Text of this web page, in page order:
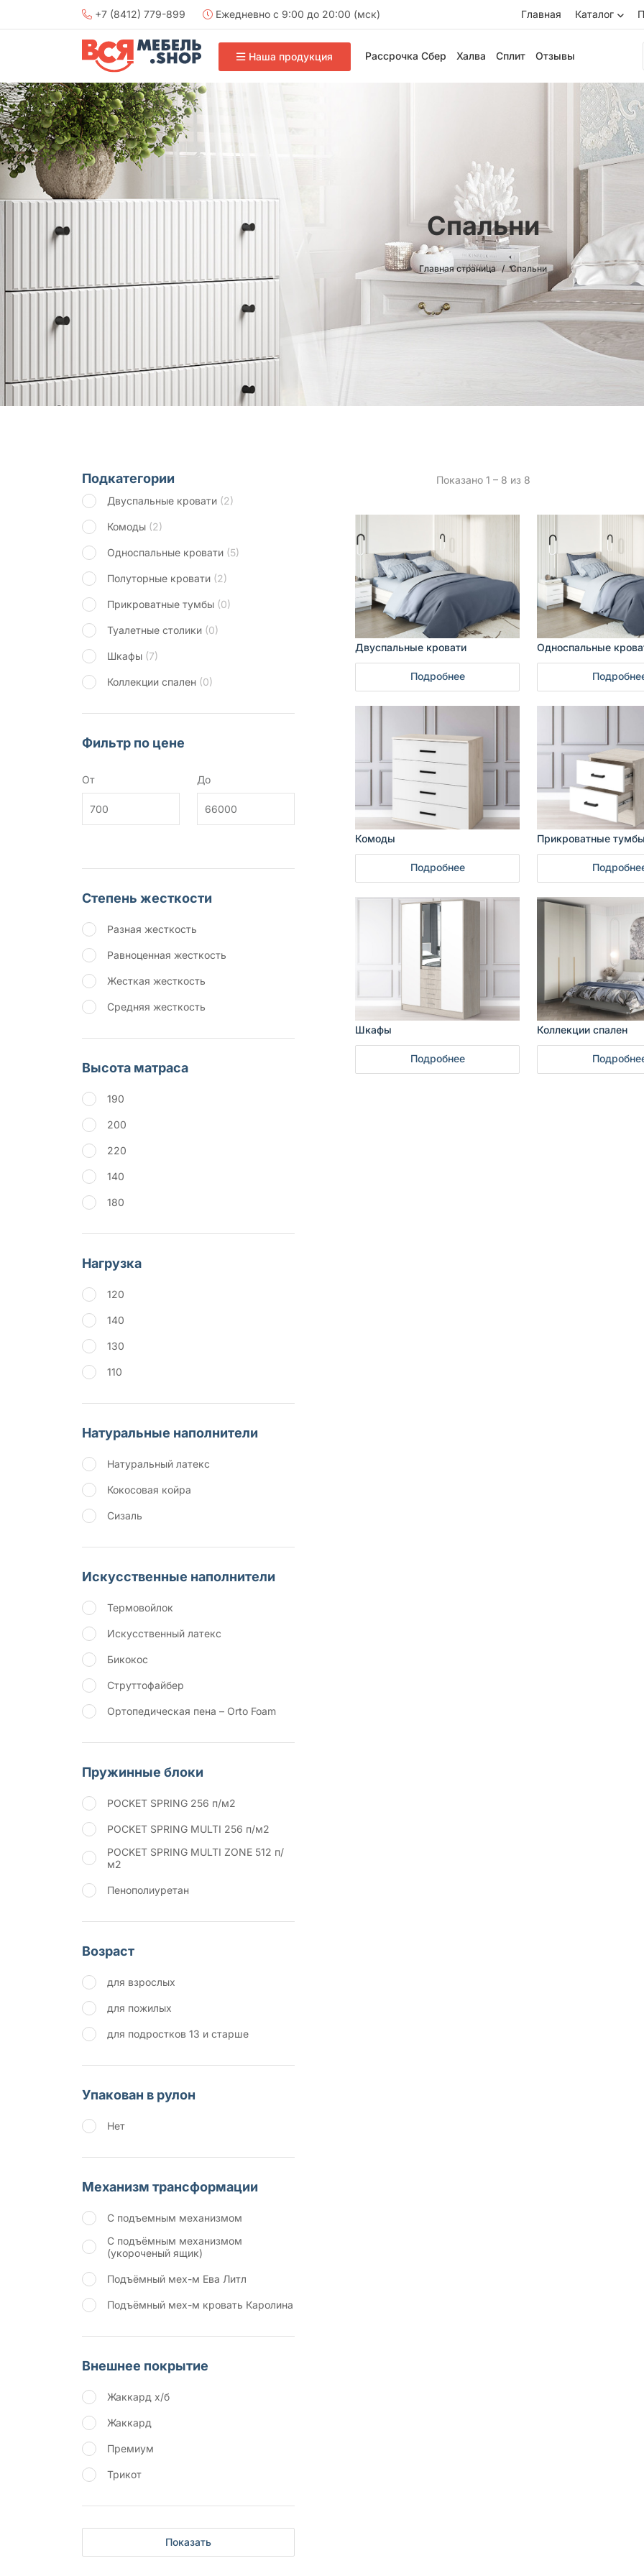
+7 (8412) 779-899 Ежедневно с 9:00 до 20:00 (мск) Главная Каталог
Наша продукция Рассрочка Сбер Халва Сплит Отзывы
Спальни
Главная страница Спальни
Подкатегории
Двуспальные кровати (2)
Комоды (2)
Односпальные кровати (5)
Полуторные кровати (2)
Прикроватные тумбы (0)
Туалетные столики (0)
Шкафы (7)
Коллекции спален (0)
Фильтр по цене
От До
Степень жесткости
Разная жесткость
Равноценная жесткость
Жесткая жесткость
Средняя жесткость
Высота матраса
190
200
220
140
180
Нагрузка
120
140
130
110
Натуральные наполнители
Натуральный латекс
Кокосовая койра
Сизаль
Искусственные наполнители
Термовойлок
Искусственный латекс
Бикокос
Струттофайбер
Ортопедическая пена – Orto Foam
Пружинные блоки
POCKET SPRING 256 п/м2
POCKET SPRING MULTI 256 п/м2
POCKET SPRING MULTI ZONE 512 п/
м2
Пенополиуретан
Возраст
для взрослых
для пожилых
для подростков 13 и старше
Упакован в рулон
Нет
Механизм трансформации
С подъемным механизмом
С подъёмным механизмом
(укороченый ящик)
Подъёмный мех-м Ева Литл
Подъёмный мех-м кровать Каролина
Внешнее покрытие
Жаккард х/б
Жаккард
Премиум
Трикот
Показать
Показано 1 – 8 из 8
Двуспальные кровати
Подробнее
Односпальные
Комоды
Подробнее
Прикроватные
Шкафы
Подробнее
Коллекции спален